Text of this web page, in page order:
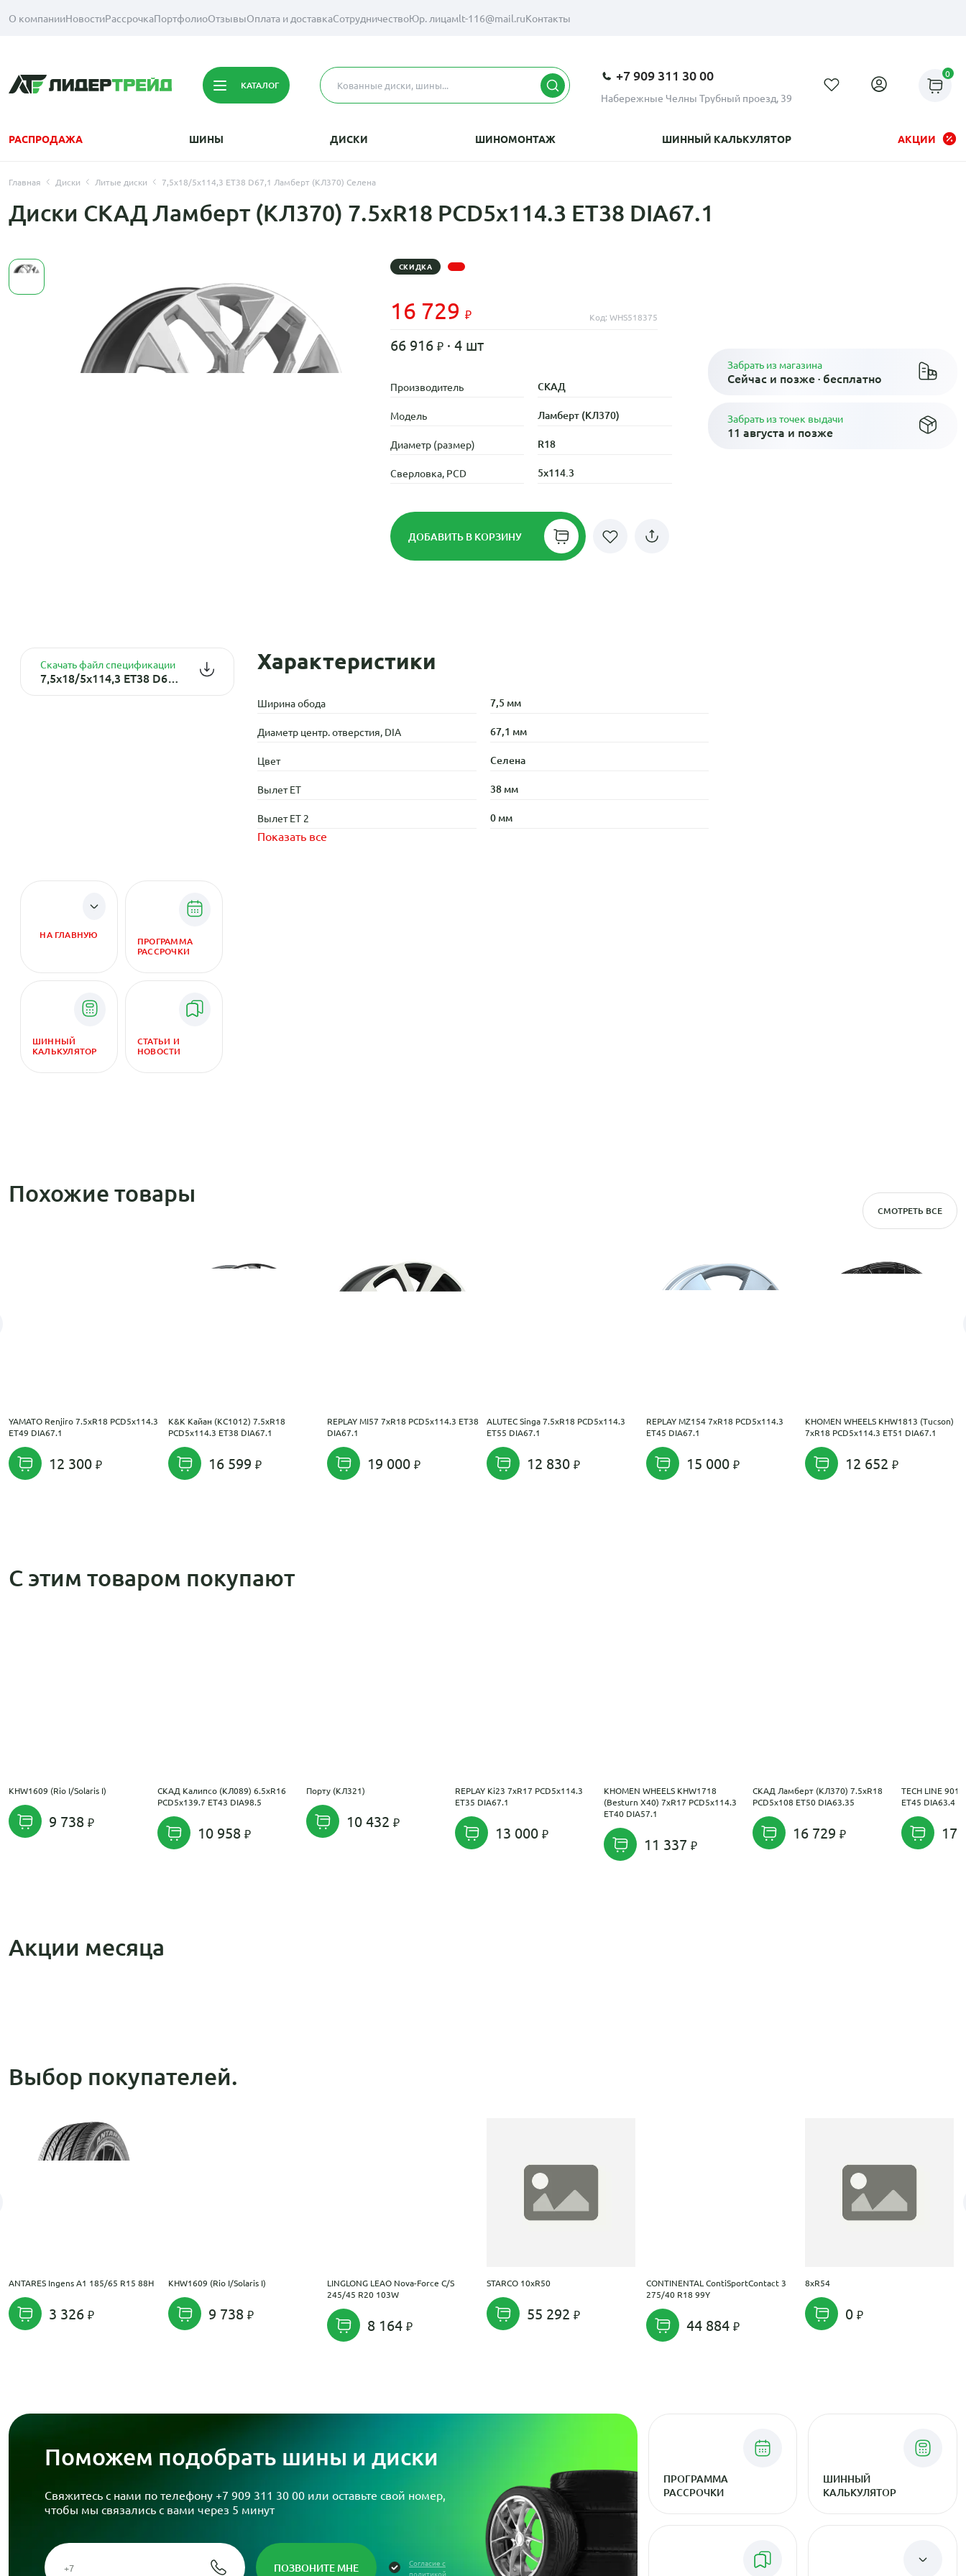
О компанииНовостиРассрочкаПортфолиоОтзывыОплата и доставкаСотрудничествоЮр. лицамlt-116@mail.ruКонтакты
КАТАЛОГ
+7 909 311 30 00
Набережные Челны Трубный проезд, 39
0
РАСПРОДАЖА ШИНЫ ДИСКИ ШИНОМОНТАЖ ШИННЫЙ КАЛЬКУЛЯТОР АКЦИИ
Главная Диски Литые диски 7,5x18/5x114,3 ET38 D67,1 Ламберт (КЛ370) Селена
Диски СКАД Ламберт (КЛ370) 7.5xR18 PCD5x114.3 ET38 DIA67.1
СКИДКА
16 729 Код: WHS518375
66 916 · 4 шт
Производитель СКАД
Модель Ламберт (КЛ370)
Диаметр (размер) R18
Сверловка, PCD 5x114.3
ДОБАВИТЬ В КОРЗИНУ
Забрать из магазина
Сейчас и позже · бесплатно
Забрать из точек выдачи
11 августа и позже
Скачать файл спецификации
7,5x18/5x114,3 ET38 D67,1 Ламберт (КЛ370) Селена
Характеристики
Ширина обода 7,5 мм
Диаметр центр. отверстия, DIA 67,1 мм
Цвет Селена
Вылет ET 38 мм
Вылет ET 2 0 мм
Показать все
НА ГЛАВНУЮ
ПРОГРАММА
РАССРОЧКИ
ШИННЫЙ
КАЛЬКУЛЯТОР
СТАТЬИ И
НОВОСТИ
Похожие товары
СМОТРЕТЬ ВСЕ
YAMATO Renjiro 7.5xR18 PCD5x114.3
ET49 DIA67.1
12 300
K&K Кайан (КС1012) 7.5xR18
PCD5x114.3 ET38 DIA67.1
16 599
REPLAY MI57 7xR18 PCD5x114.3 ET38
DIA67.1
19 000
ALUTEC Singa 7.5xR18 PCD5x114.3
ET55 DIA67.1
12 830
REPLAY MZ154 7xR18 PCD5x114.3
ET45 DIA67.1
15 000
KHOMEN WHEELS KHW1813 (Tucson)
7xR18 PCD5x114.3 ET51 DIA67.1
12 652
С этим товаром покупают
KHW1609 (Rio I/Solaris I)
9 738
СКАД Калипсо (КЛ089) 6.5xR16
PCD5x139.7 ET43 DIA98.5
10 958
Порту (КЛ321)
10 432
REPLAY Ki23 7xR17 PCD5x114.3
ET35 DIA67.1
13 000
KHOMEN WHEELS KHW1718
(Besturn X40) 7xR17 PCD5x114.3
ET40 DIA57.1
11 337
СКАД Ламберт (КЛ370) 7.5xR18
PCD5x108 ET50 DIA63.35
16 729
TECH LINE 901
ET45 DIA63.4
17
Акции месяца
Выбор покупателей.
ANTARES Ingens A1 185/65 R15 88H
3 326
KHW1609 (Rio I/Solaris I)
9 738
LINGLONG LEAO Nova-Force C/S
245/45 R20 103W
8 164
STARCO 10xR50
55 292
CONTINENTAL ContiSportContact 3
275/40 R18 99Y
44 884
8xR54
0
Поможем подобрать шины и диски
Свяжитесь с нами по телефону +7 909 311 30 00 или оставьте свой номер,
чтобы мы связались с вами через 5 минут
Согласие с
политикой
ПРОГРАММА
РАССРОЧКИ
ШИННЫЙ
КАЛЬКУЛЯТОР